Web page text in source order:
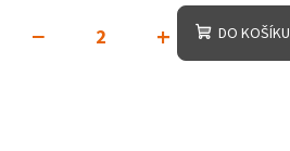
+
− DO KOŠÍKU